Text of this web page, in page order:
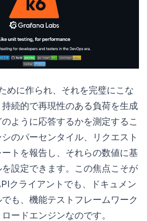
めに作られ、それを完璧にこな
続的で再現性のある負荷を生成
ように応答するかを測定するこ
のパーセンタイル、リクエスト
トを報告し、それらの数値に基
設定できます。この焦点こそが
クライアントでも、ドキュメン
も、機能テストフレームワーク
ードエンジンなのです。